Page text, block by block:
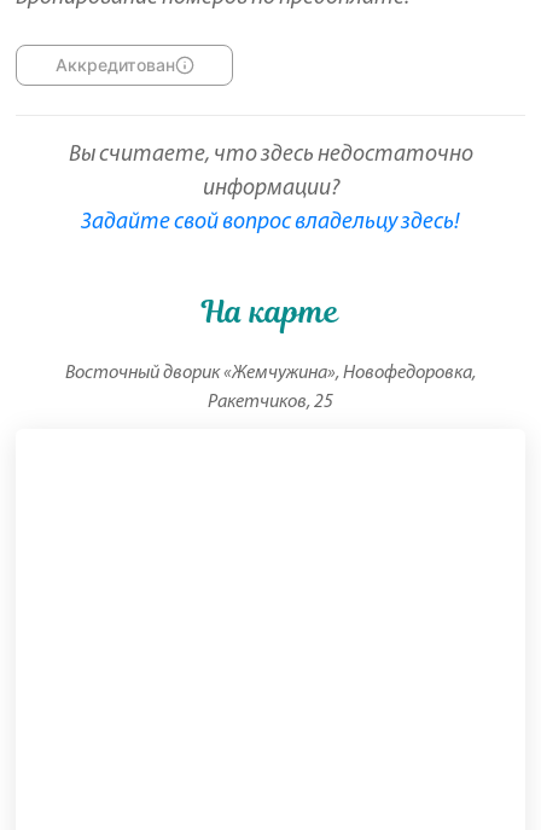
Аккредитован
Вы считаете, что здесь недостаточно
информации?
Задайте свой вопрос владельцу здесь!
На карте
Восточный дворик «Жемчужина», Новофедоровка,
Ракетчиков, 25